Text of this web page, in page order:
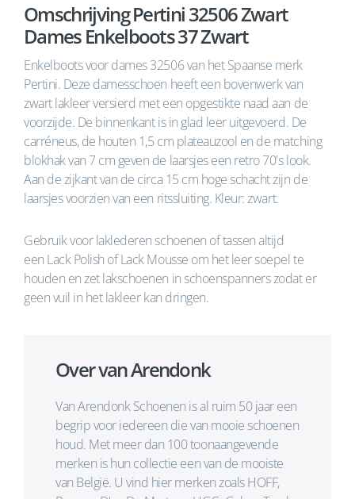
Omschrijving Pertini 32506 Zwart
Dames Enkelboots 37 Zwart
Enkelboots voor dames 32506 van het Spaanse merk
Pertini. Deze damesschoen heeft een bovenwerk van
zwart lakleer versierd met een opgestikte naad aan de
voorzijde. De binnenkant is in glad leer uitgevoerd. De
carréneus, de houten 1,5 cm plateauzool en de matching
blokhak van 7 cm geven de laarsjes een retro 70's look.
Aan de zijkant van de circa 15 cm hoge schacht zijn de
laarsjes voorzien van een ritssluiting. Kleur: zwart.
Gebruik voor laklederen schoenen of tassen altijd
een Lack Polish of Lack Mousse om het leer soepel te
houden en zet lakschoenen in schoenspanners zodat er
geen vuil in het lakleer kan dringen.
Over van Arendonk
Van Arendonk Schoenen is al ruim 50 jaar een
begrip voor iedereen die van mooie schoenen
houd. Met meer dan 100 toonaangevende
merken is hun collectie een van de mooiste
van België. U vind hier merken zoals HOFF,